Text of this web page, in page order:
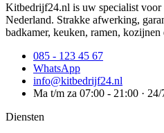
Kitbedrijf24.nl is uw specialist voor
Nederland. Strakke afwerking,
badkamer, keuken, ramen, kozijnen
085 - 123 45 67
WhatsApp
info@kitbedrijf24.nl
Ma t/m za 07:00 - 21:00 ·
Diensten